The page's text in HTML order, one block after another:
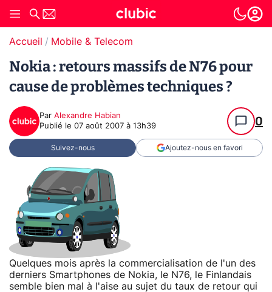
Accueil Mobile & Telecom
Nokia : retours massifs de N76 pour
cause de problèmes techniques ?
Par Alexandre Habian
Publié le 07 août 2007 à 13h39 0
Suivez-nous Ajoutez-nous en favori
Quelques mois après la commercialisation de l'un des
derniers Smartphones de Nokia, le N76, le Finlandais
semble bien mal à l'aise au sujet du taux de retour qui